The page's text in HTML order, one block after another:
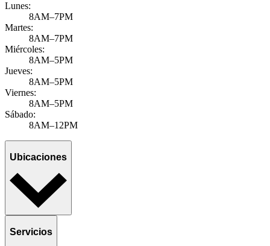
Lunes:
8AM–7PM
Martes:
8AM–7PM
Miércoles:
8AM–5PM
Jueves:
8AM–5PM
Viernes:
8AM–5PM
Sábado:
8AM–12PM
Ubicaciones
Servicios